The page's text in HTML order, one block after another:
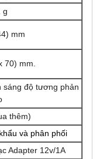
g
mm
70) mm.
sáng độ tương phản
thêm)
và phân phối
Adapter 12v/1A